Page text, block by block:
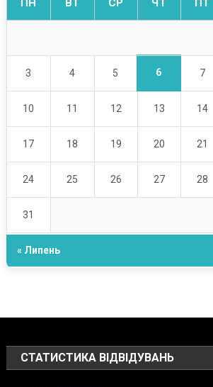
ПН ВТ СР ЧТ ПТ
3 4 5 6 7
10 11 12 13 14
17 18 19 20 21
24 25 26 27 28
31
« Липень
СТАТИСТИКА ВІДВІДУВАНЬ